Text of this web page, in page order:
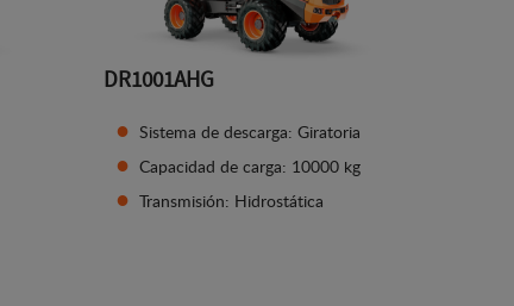
DR1001AHG
Sistema de descarga: Giratoria
Capacidad de carga: 10000 kg
Transmisión: Hidrostática